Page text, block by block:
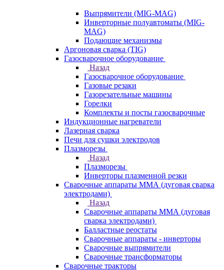
Выпрямители (MIG-MAG)
Инверторные полуавтоматы (MIG-
MAG)
Подающие механизмы
Аргоновая сварка (TIG)
Газосварочное оборудование
Назад
Газосварочное оборудование
Газовые резаки
Газорезательные машины
Горелки
Комплекты и посты газосварочные
Индукционные нагреватели
Лазерная сварка
Печи для сушки электродов
Плазморезы
Назад
Плазморезы
Инверторы плазменной резки
Сварочные аппараты ММА (дуговая сварка
электродами)
Назад
Сварочные аппараты ММА (дуговая
сварка электродами)
Балластные реостаты
Сварочные аппараты - инверторы
Сварочные выпрямители
Сварочные трансформаторы
Сварочные тракторы